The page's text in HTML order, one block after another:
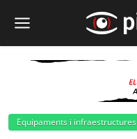
Equipaments i infraestructures